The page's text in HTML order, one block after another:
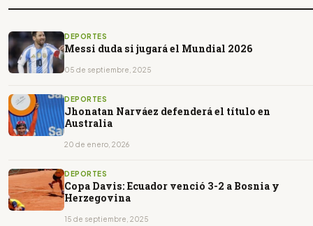
DEPORTES
Messi duda si jugará el Mundial 2026
05 de septiembre, 2025
DEPORTES
Jhonatan Narváez defenderá el título en
Australia
20 de enero, 2026
DEPORTES
Copa Davis: Ecuador venció 3-2 a Bosnia y
Herzegovina
15 de septiembre, 2025